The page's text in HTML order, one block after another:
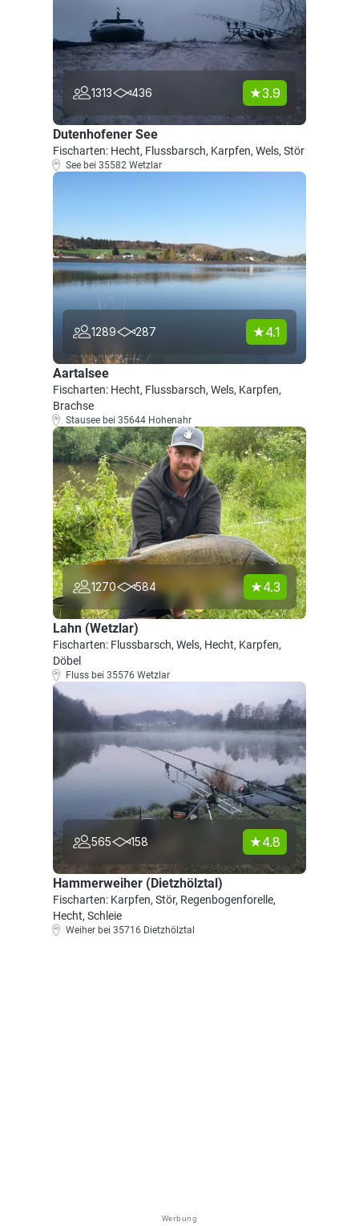
1313 436 3.9
Dutenhofener See
Fischarten: Hecht, Flussbarsch, Karpfen, Wels, Stör
See bei 35582 Wetzlar
1289 287 4.1
Aartalsee
Fischarten: Hecht, Flussbarsch, Wels, Karpfen,
Brachse
Stausee bei 35644 Hohenahr
1270 584 4.3
Lahn (Wetzlar)
Fischarten: Flussbarsch, Wels, Hecht, Karpfen,
Döbel
Fluss bei 35576 Wetzlar
565 158 4.8
Hammerweiher (Dietzhölztal)
Fischarten: Karpfen, Stör, Regenbogenforelle,
Hecht, Schleie
Weiher bei 35716 Dietzhölztal
Werbung